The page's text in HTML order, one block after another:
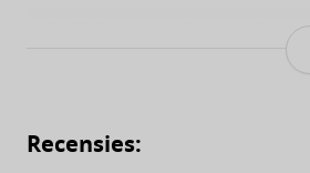
Recensies: